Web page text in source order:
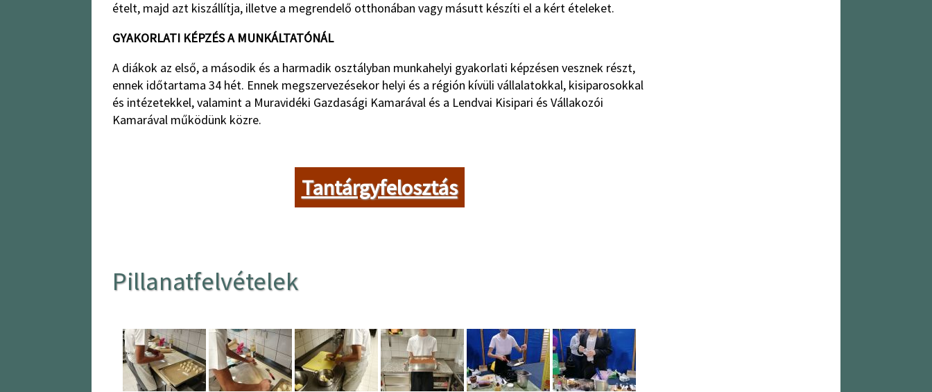
ételt, majd azt kiszállítja, illetve a megrendelő otthonában vagy másutt készíti el a kért ételeket.
GYAKORLATI KÉPZÉS A MUNKÁLTATÓNÁL
A diákok az első, a második és a harmadik osztályban munkahelyi gyakorlati képzésen vesznek részt,
ennek időtartama 34 hét. Ennek megszervezésekor helyi és a régión kívüli vállalatokkal, kisiparosokkal
és intézetekkel, valamint a Muravidéki Gazdasági Kamarával és a Lendvai Kisipari és Vállakozói
Kamarával működünk közre.
Tantárgyfelosztás
Pillanatfelvételek